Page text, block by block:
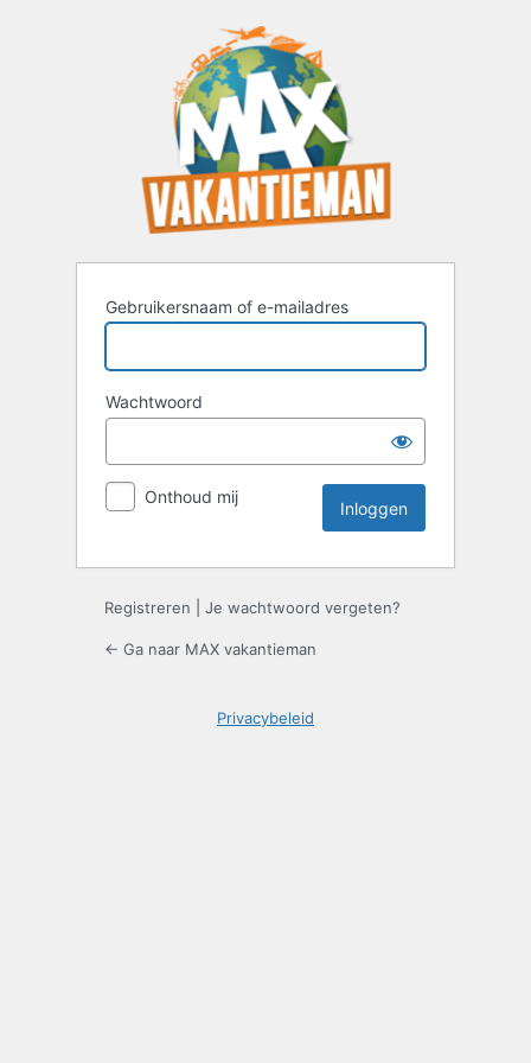
Gebruikersnaam of e-mailadres
Wachtwoord
Onthoud mij
Registreren Je wachtwoord vergeten?
← Ga naar MAX vakantieman
Privacybeleid